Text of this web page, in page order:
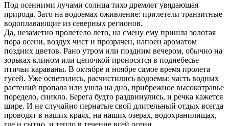
Под осенними лучами солнца тихо дремлет увядающая
природа. Зато на водоемах оживление: прилетели транзитные
водоплавающие из северных регионов.
Да, незаметно пролетело лето, на смену ему пришла золотая
пора осени, воздух чист и прозрачен, напоен ароматом
поздних цветов. Рано утром или поздним вечером, обычно на
зорьках клином или цепочкой проносятся в поднебесье
птичьи караваны. В октябре и ноябре самое время пролета
гусей. Уже осветились, расчистились водоемы: часть водных
растений пропала или ушла на дно, прибрежное высокотравье
поредело, сникло. Берега будто раздвинулись, и речка кажется
шире. И не случайно пернатые свой длительный отдых всегда
проводят в наших краях, на наших озерах, водохранилищах,